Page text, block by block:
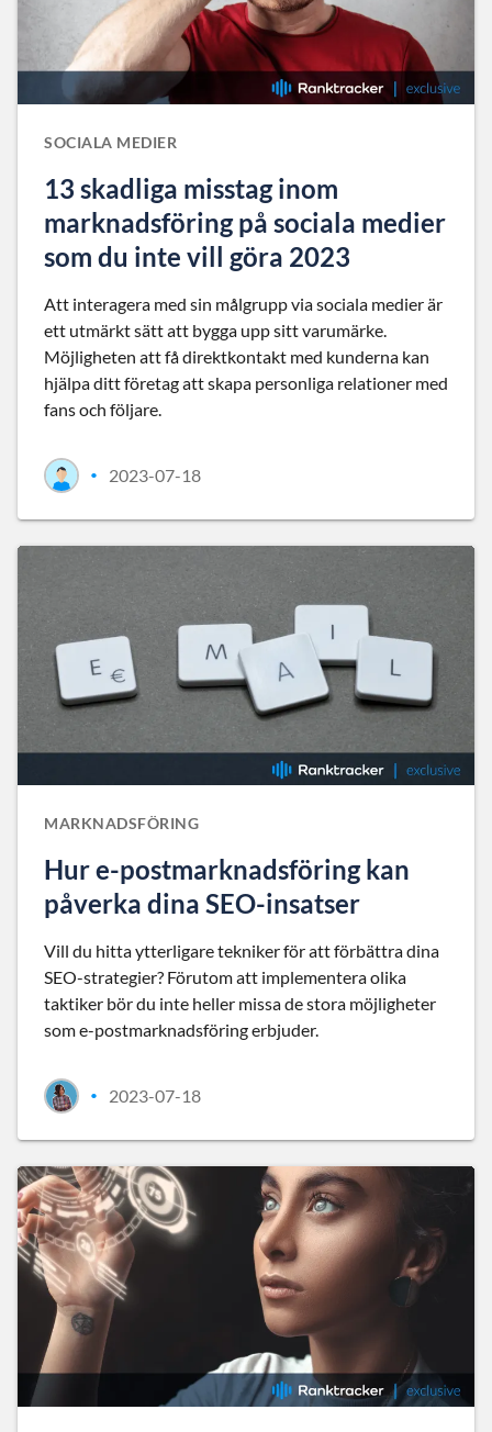
SOCIALA MEDIER
13 skadliga misstag inom
marknadsföring på sociala medier
som du inte vill göra 2023
Att interagera med sin målgrupp via sociala medier är
ett utmärkt sätt att bygga upp sitt varumärke.
Möjligheten att få direktkontakt med kunderna kan
hjälpa ditt företag att skapa personliga relationer med
fans och följare.
• 2023-07-18
MARKNADSFÖRING
Hur e-postmarknadsföring kan
påverka dina SEO-insatser
Vill du hitta ytterligare tekniker för att förbättra dina
SEO-strategier? Förutom att implementera olika
taktiker bör du inte heller missa de stora möjligheter
som e-postmarknadsföring erbjuder.
• 2023-07-18